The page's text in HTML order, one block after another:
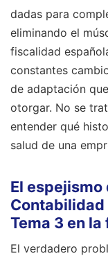
dadas para
eliminando el
fiscalidad
constantes
de adaptación
otorgar. No se
entender qué
salud de una
El
Tema 3 en
El verdadero